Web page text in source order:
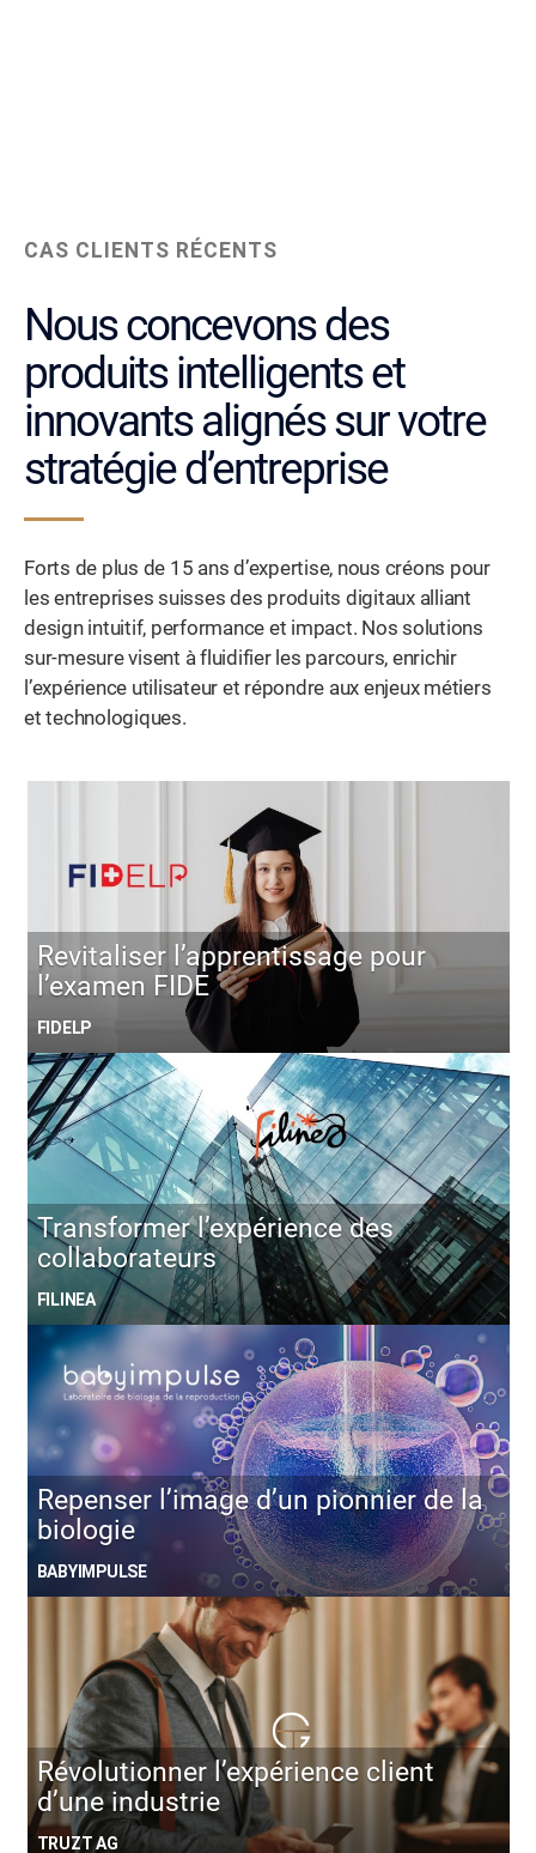
CAS CLIENTS RÉCENTS
Nous concevons des
produits intelligents et
innovants alignés sur votre
stratégie d’entreprise
Forts de plus de 15 ans d’expertise, nous créons pour
les entreprises suisses des produits digitaux alliant
design intuitif, performance et impact. Nos solutions
sur-mesure visent à fluidifier les parcours, enrichir
l’expérience utilisateur et répondre aux enjeux métiers
et technologiques.
Revitaliser l’apprentissage pour
l’examen FIDE
FIDELP
Transformer l’expérience des
collaborateurs
FILINEA
Repenser l’image d’un pionnier de la
biologie
BABYIMPULSE
Révolutionner l’expérience client
d’une industrie
TRUZT AG